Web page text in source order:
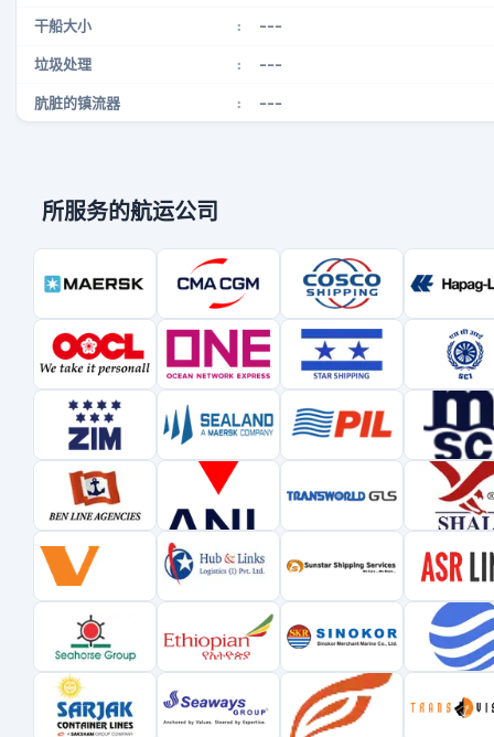
干船大小 : ---
垃圾处理 : ---
肮脏的镇流器 : ---
所服务的航运公司